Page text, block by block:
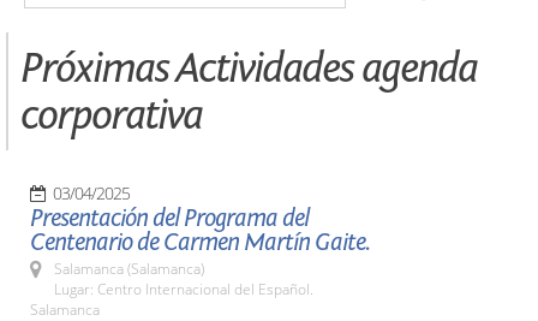
Próximas Actividades agenda
corporativa
03/04/2025
Presentación del Programa del
Centenario de Carmen Martín Gaite.
Salamanca (Salamanca)
Lugar: Centro Internacional del Español.
Salamanca